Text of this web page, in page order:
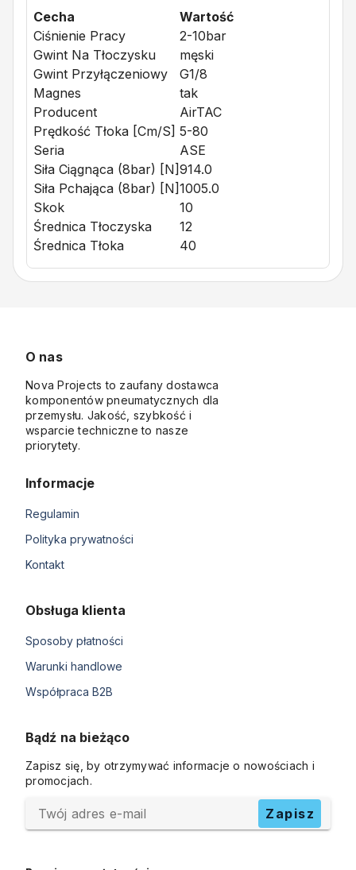
Cecha
Wartość
Ciśnienie Pracy
2-10bar
Gwint Na Tłoczysku
męski
Gwint Przyłączeniowy
G1/8
Magnes
tak
Producent
AirTAC
Prędkość Tłoka [cm/s] 5-80
Seria
ASE
Siła Ciągnąca (8bar) [N]914.0
Siła Pchająca (8bar) [N]1005.0
Skok
10
Średnica Tłoczyska
12
Średnica Tłoka
40
O nas
Nova Projects to zaufany dostawca
komponentów pneumatycznych dla
przemysłu. Jakość, szybkość i
wsparcie techniczne to nasze
priorytety.
Informacje
Regulamin
Polityka prywatności
Kontakt
Obsługa klienta
Sposoby płatności
Warunki handlowe
Współpraca B2B
Bądź na bieżąco
Zapisz się, by otrzymywać informacje o nowościach i
promocjach.
Twój adres e-mail Zapisz